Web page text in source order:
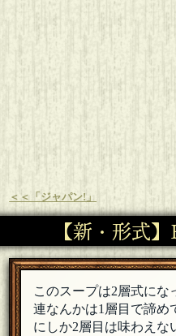
＜＜「ジャパン!」
【新・形式
このスープは2層式にな
連なんかは1層目で諦め
にしか2層目は味わえな